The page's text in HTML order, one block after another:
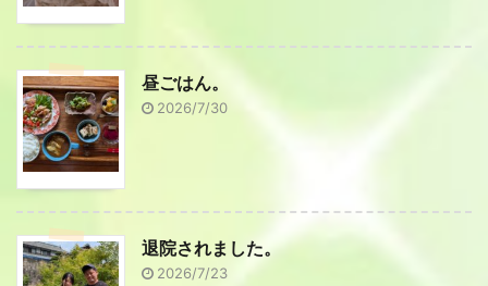
昼ごはん。
2026/7/30
退院されました。
2026/7/23